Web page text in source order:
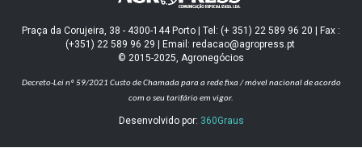
Praça da Corujeira, 38 - 4300-144 Porto | Tel: (+ 351) 22 589 96 20 | Fax :
(+351) 22 589 96 29 | Email: redacao@agropress.pt
© 2015-2025, Agronegócios
Decreto-Lei nº 59/2021 Custo de Chamada para a rede fixa / móvel nacional de acordo
com o seu tarifário em vigor.
Desenvolvido por: 360Graus